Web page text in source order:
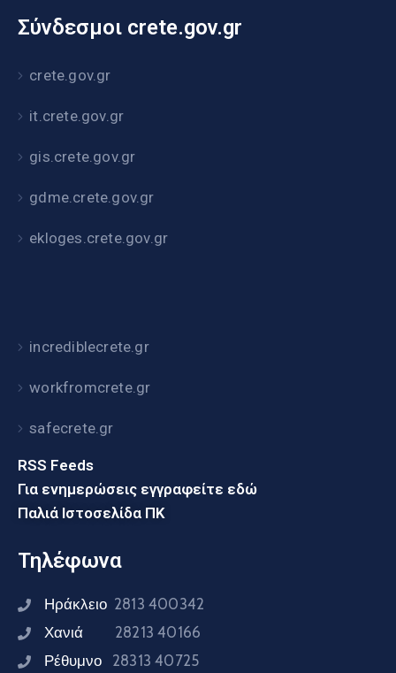
Σύνδεσμοι crete.gov.gr
crete.gov.gr
it.crete.gov.gr
gis.crete.gov.gr
gdme.crete.gov.gr
ekloges.crete.gov.gr
incrediblecrete.gr
workfromcrete.gr
safecrete.gr
RSS Feeds
Για ενημερώσεις εγγραφείτε εδώ
Παλιά Ιστοσελίδα ΠΚ
Τηλέφωνα
Ηράκλειο 2813 400342
Χανιά 28213 40166
Ρέθυμνο 28313 40725